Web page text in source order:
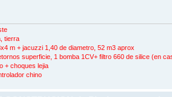
tierra
m + jacuzzi 1,40 de diametro, 52 m3 aprox
superficie, 1 bomba 1CV+ filtro 660 de silice (en
+ choques lejia
chino